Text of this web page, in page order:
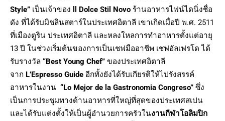
Style” เป็นเจ้าของ ll Dolce Stil Novo ร้านอาหารไฟน์ไดนิ่งชื่อ
ดัง ที่ได้รับมิชลินสตาร์ในประเทศอิตาลี เขาเกิดเมื่อปี พ.ศ. 2511
ที่เมืองตูริน ประเทศอิตาลี และหลงใหลการทำอาหารตั้งแต่อายุ
13 ปี ในช่วงเริ่มต้นของการเป็นเชฟมืออาชีพ เชฟอัลเฟรโด ได้
รับรางวัล “Best Young Chef” ของประเทศอิตาลี
จาก L’Espresso Guide อีกทั้งยังได้รับเกียรติให้ไปรังสรรค์
อาหารในงาน “Lo Mejor de la Gastronomia Congreso” ซึ่ง
เป็นการประชุมทางด้านอาหารที่ใหญ่ที่สุดของประเทศสเปน
และได้รับแต่งตั้งให้เป็นผู้อำนวยการครัวในงานกีฬาโอลิมปิก